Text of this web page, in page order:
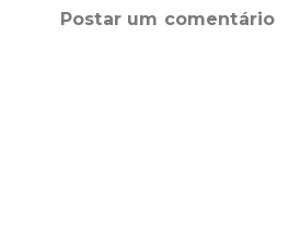
Postar um comentário